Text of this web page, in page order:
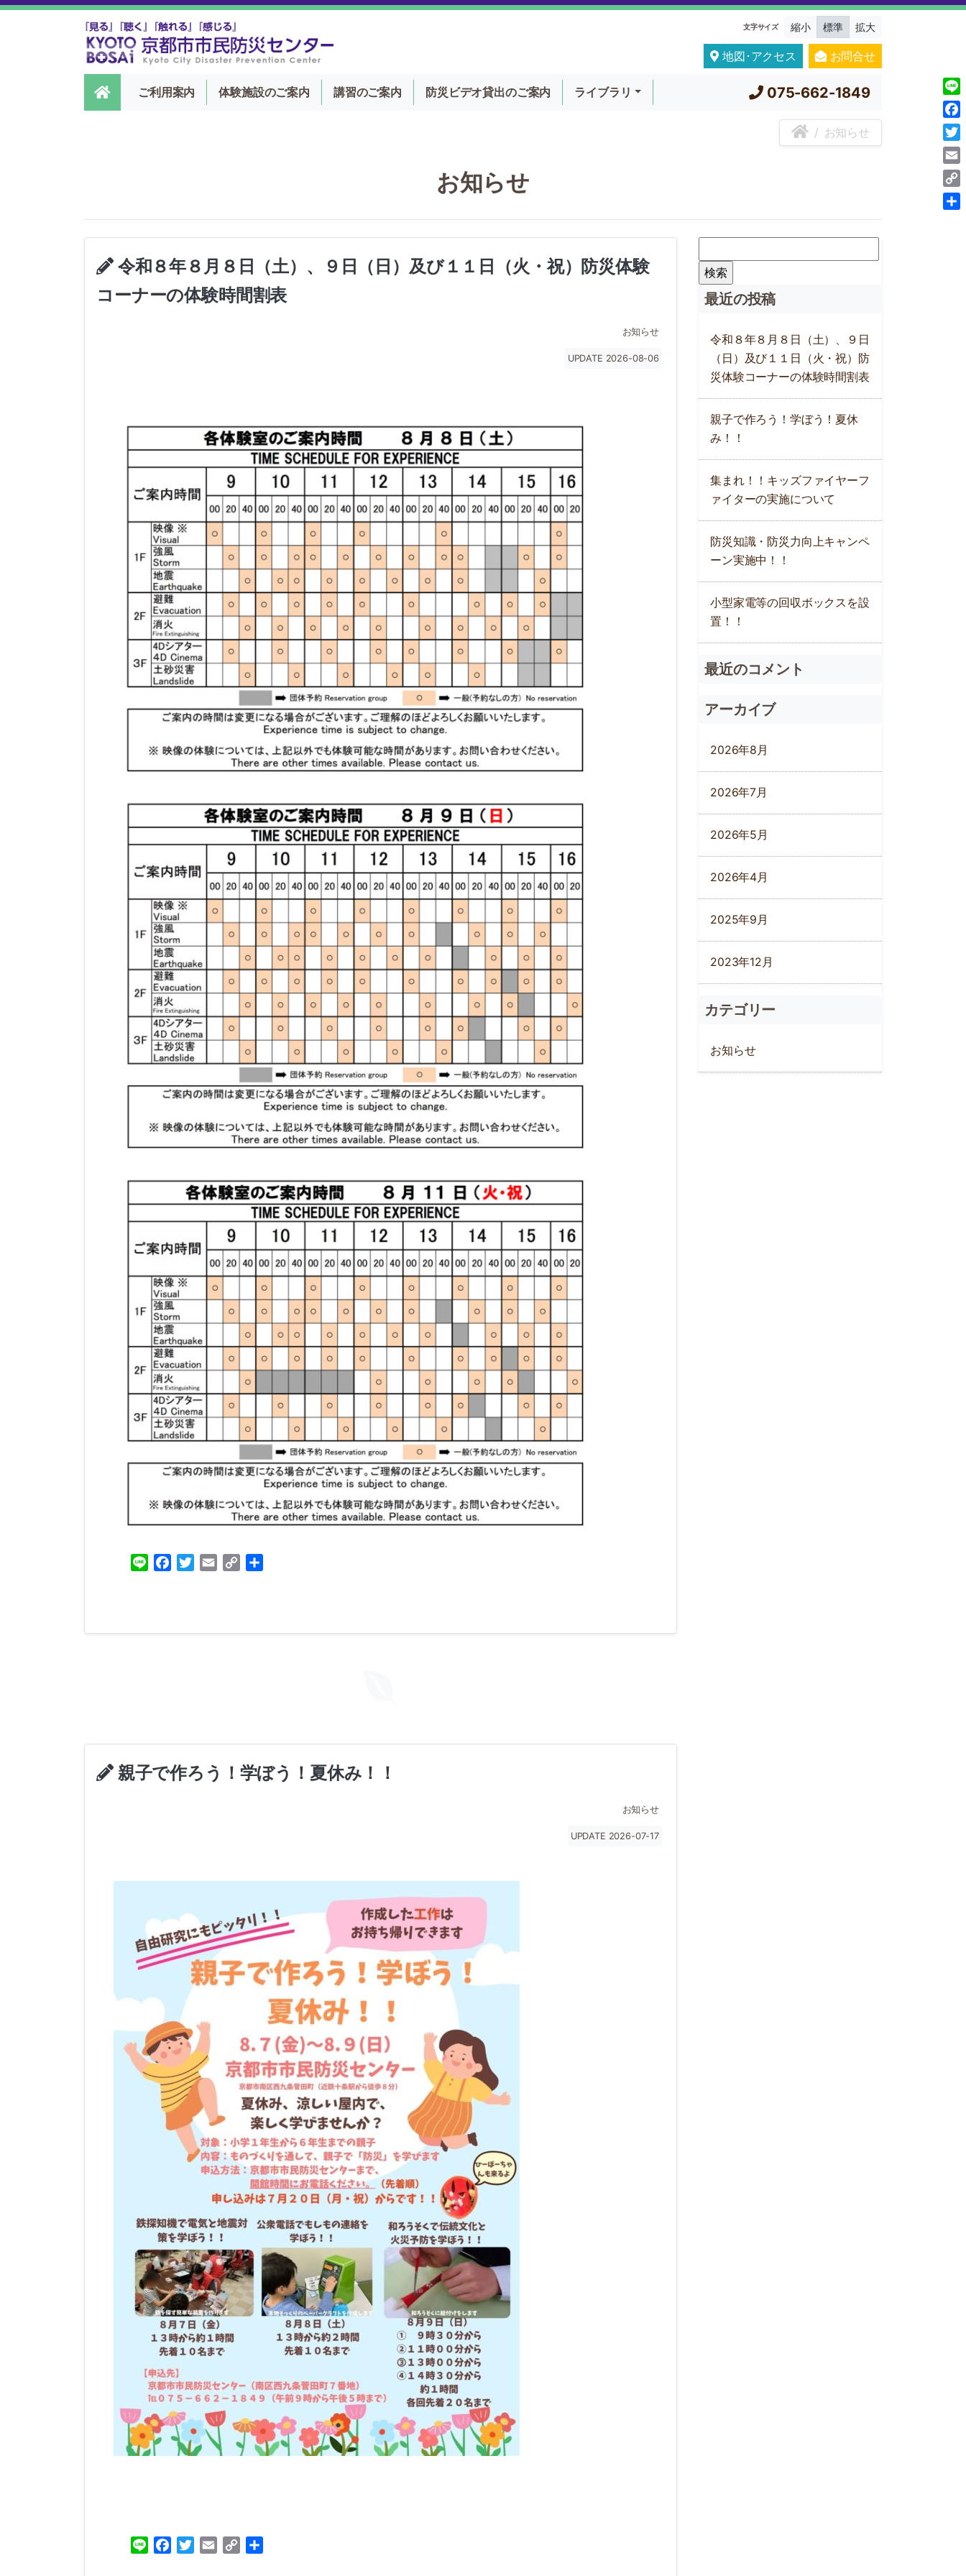
文字サイズ 縮小 標準 拡大
地図･アクセス お問合せ
ご利用案内 体験施設のご案内 講習のご案内 防災ビデオ貸出のご案内 ライブラリ 075-662-1849
お知らせ
お知らせ
令和８年８月８日（土）、９日（日）及び１１日（火・祝）防災体験
コーナーの体験時間割表
お知らせ
UPDATE 2026-08-06
Line FacebookTwitterEmail Copy
親子で作ろう！学ぼう！夏休み！！
お知らせ
UPDATE 2026-07-17
Line FacebookTwitterEmail Copy
索:
最近の投稿
令和８年８月８日（土）、９日
（日）及び１１日（火・祝）防
災体験コーナーの体験時間割表
親子で作ろう！学ぼう！夏休
み！！
集まれ！！キッズファイヤーフ
ァイターの実施について
防災知識・防災力向上キャンペ
ーン実施中！！
小型家電等の回収ボックスを設
置！！
最近のコメント
アーカイブ
2026年8月
2026年7月
2026年5月
2026年4月
2025年9月
2023年12月
カテゴリー
お知らせ
Line
Link